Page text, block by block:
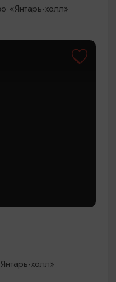
«Янтарь-холл»
холл»